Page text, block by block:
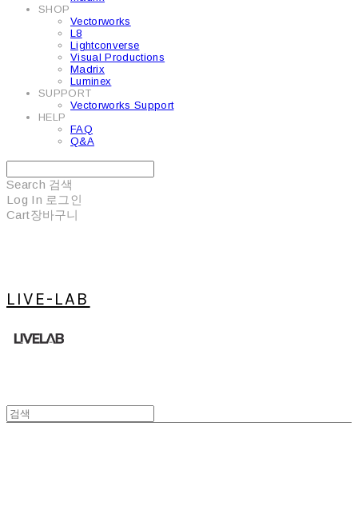
SHOP
Vectorworks
L8
Lightconverse
Visual Productions
Madrix
Luminex
SUPPORT
Vectorworks Support
HELP
FAQ
Q&A
Search 검색
Log In 로그인
Cart장바구니
LIVE-LAB